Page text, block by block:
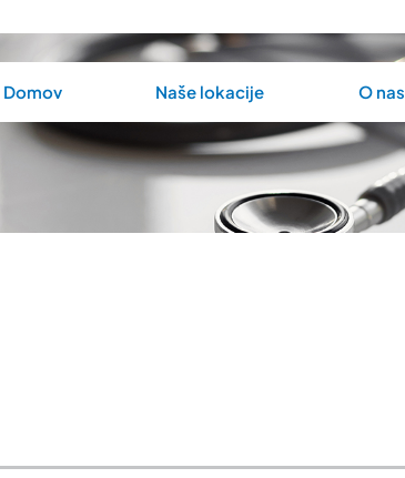
Domov Naše lokacije O nas